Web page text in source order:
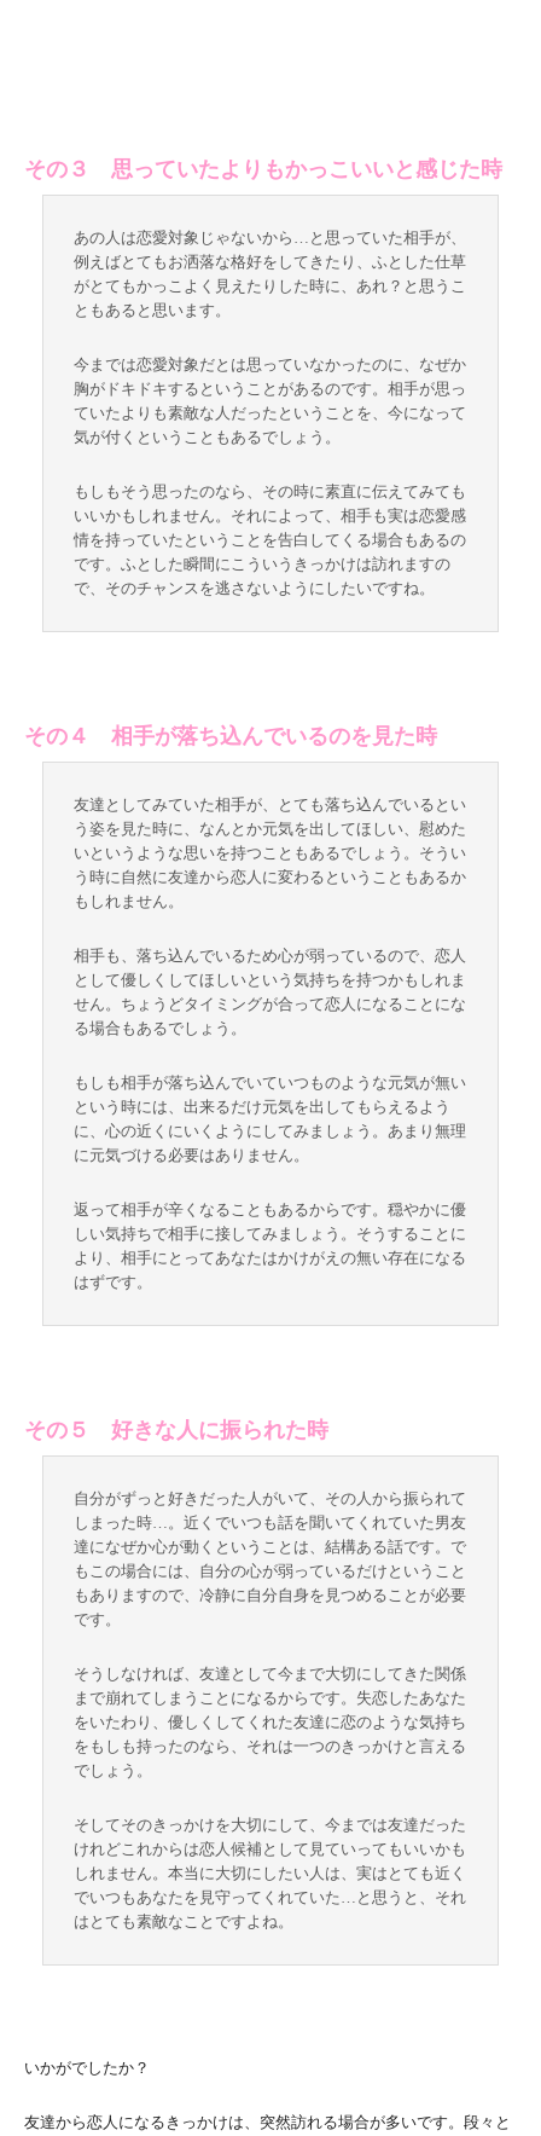
その３ 思っていたよりもかっこいいと感じた時
あの人は恋愛対象じゃないから…と思っていた相手が、
例えばとてもお洒落な格好をしてきたり、ふとした仕草
がとてもかっこよく見えたりした時に、あれ？と思うこ
ともあると思います。
今までは恋愛対象だとは思っていなかったのに、なぜか
胸がドキドキするということがあるのです。相手が思っ
ていたよりも素敵な人だったということを、今になって
気が付くということもあるでしょう。
もしもそう思ったのなら、その時に素直に伝えてみても
いいかもしれません。それによって、相手も実は恋愛感
情を持っていたということを告白してくる場合もあるの
です。ふとした瞬間にこういうきっかけは訪れますの
で、そのチャンスを逃さないようにしたいですね。
その４ 相手が落ち込んでいるのを見た時
友達としてみていた相手が、とても落ち込んでいるとい
う姿を見た時に、なんとか元気を出してほしい、慰めた
いというような思いを持つこともあるでしょう。そうい
う時に自然に友達から恋人に変わるということもあるか
もしれません。
相手も、落ち込んでいるため心が弱っているので、恋人
として優しくしてほしいという気持ちを持つかもしれま
せん。ちょうどタイミングが合って恋人になることにな
る場合もあるでしょう。
もしも相手が落ち込んでいていつものような元気が無い
という時には、出来るだけ元気を出してもらえるよう
に、心の近くにいくようにしてみましょう。あまり無理
に元気づける必要はありません。
返って相手が辛くなることもあるからです。穏やかに優
しい気持ちで相手に接してみましょう。そうすることに
より、相手にとってあなたはかけがえの無い存在になる
はずです。
その５ 好きな人に振られた時
自分がずっと好きだった人がいて、その人から振られて
しまった時…。近くでいつも話を聞いてくれていた男友
達になぜか心が動くということは、結構ある話です。で
もこの場合には、自分の心が弱っているだけということ
もありますので、冷静に自分自身を見つめることが必要
です。
そうしなければ、友達として今まで大切にしてきた関係
まで崩れてしまうことになるからです。失恋したあなた
をいたわり、優しくしてくれた友達に恋のような気持ち
をもしも持ったのなら、それは一つのきっかけと言える
でしょう。
そしてそのきっかけを大切にして、今までは友達だった
けれどこれからは恋人候補として見ていってもいいかも
しれません。本当に大切にしたい人は、実はとても近く
でいつもあなたを見守ってくれていた…と思うと、それ
はとても素敵なことですよね。
いかがでしたか？
友達から恋人になるきっかけは、突然訪れる場合が多いです。段々と